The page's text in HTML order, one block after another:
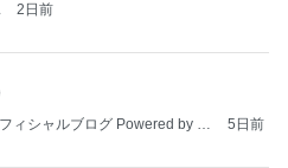
2日前
ィシャルブログ Powered by A
5日前